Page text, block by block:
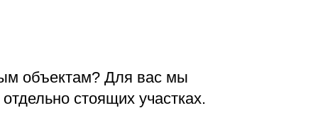
объектам? Для вас мы
стоящих участках.